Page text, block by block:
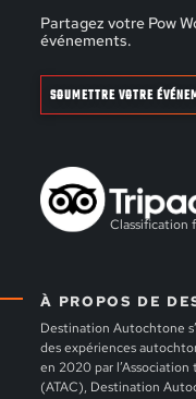
À PROPOS DE
Destination Autochtone
des expériences
en 2020 par
(ATAC), Destination
Partagez votre Pow
événements.
SOUMETTRE VOTRE
Classification